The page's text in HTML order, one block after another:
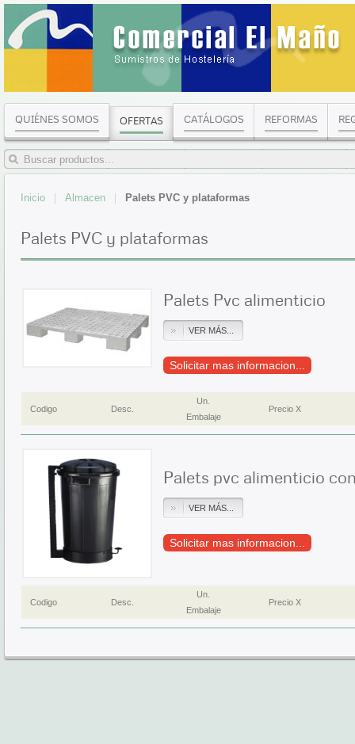
QUIÉNES SOMOS OFERTAS CATÁLOGOS REFORMAS
Inicio Almacen Palets PVC y plataformas
Palets PVC y plataformas
Palets Pvc alimenticio
VER MÁS...
Solicitar mas informacion...
Codigo Desc.
Un.
Embalaje
Precio X
Palets pvc alimenticio
VER MÁS...
Solicitar mas informacion...
Codigo Desc.
Un.
Embalaje
Precio X